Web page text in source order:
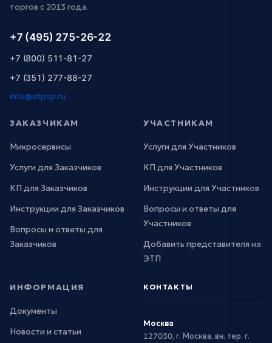
торгов с 2013 года.
+7 (495) 275-26-22
+7 (800) 511-81-27
+7 (351) 277-88-27
info@etpsp.ru
ЗАКАЗЧИКАМ
Микросервисы
Услуги для Заказчиков
КП для Заказчиков
Инструкции для Заказчиков
Вопросы и ответы для
Заказчиков
УЧАСТНИКАМ
Услуги для Участников
КП для Участников
Инструкции для Участников
Вопросы и ответы для
Участников
Добавить представителя на
ЭТП
ИНФОРМАЦИЯ
Документы
Новости и статьи
КОНТАКТЫ
Москва
127030, г. Москва, вн. тер. г.